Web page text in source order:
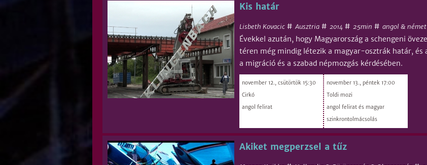
Kis határ
Lisbeth Kovacic # Ausztria # 2014 # 25min # angol &
Évekkel azután, hogy Magyarország a schengeni
téren még mindig létezik a magyar-osztrák határ, és
a migráció és a szabad népmozgás kérdésében.
november 12., csütörtök 15:30
Cirkó
angol felirat
november 13., péntek 17:00
Toldi mozi
angol felirat és magyar
szinkrontolmácsolás
Akiket megperzsel a tűz